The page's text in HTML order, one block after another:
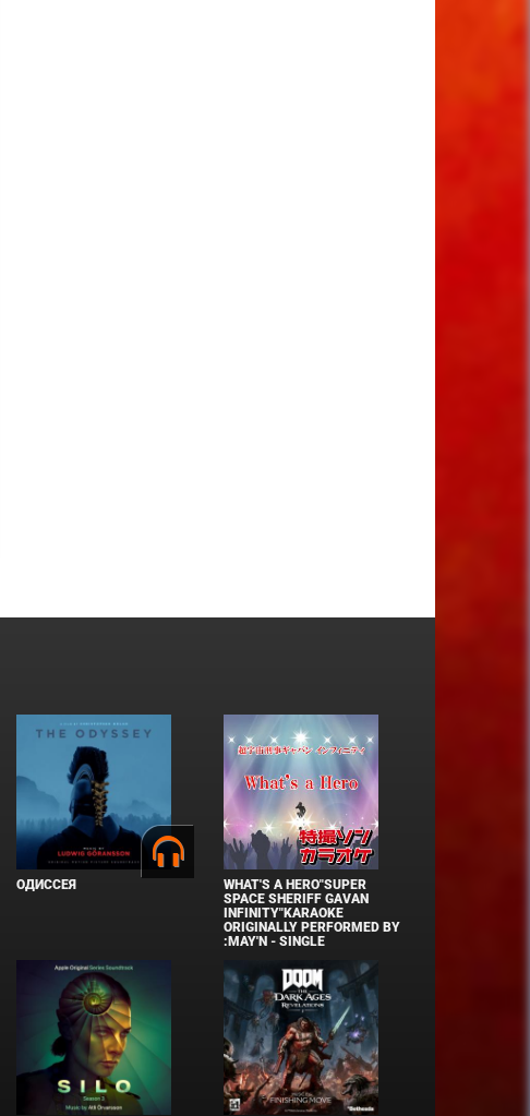
ОДИССЕЯ
WHAT'S A HERO"SUPER
SPACE SHERIFF GAVAN
INFINITY"KARAOKE
ORIGINALLY PERFORMED BY
:MAY'N - SINGLE